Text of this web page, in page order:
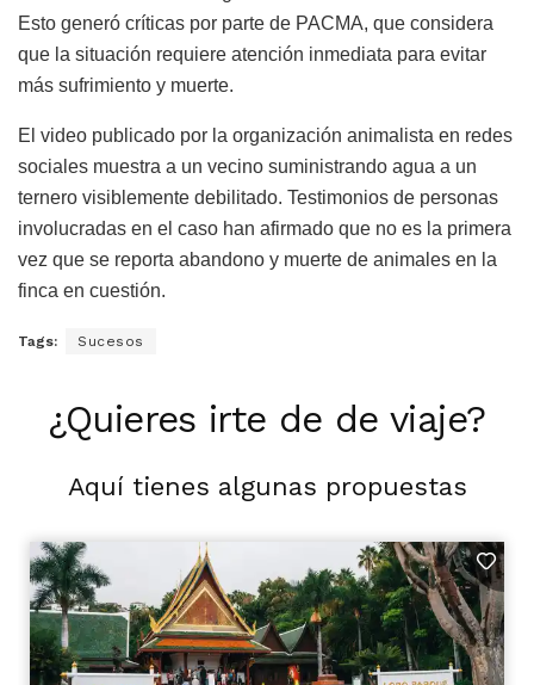
Esto generó críticas por parte de PACMA, que considera
que la situación requiere atención inmediata para evitar
más sufrimiento y muerte.
El video publicado por la organización animalista en redes
sociales muestra a un vecino suministrando agua a un
ternero visiblemente debilitado. Testimonios de personas
involucradas en el caso han afirmado que no es la primera
vez que se reporta abandono y muerte de animales en la
finca en cuestión.
Tags: Sucesos
¿Quieres irte de de viaje?
Aquí tienes algunas propuestas